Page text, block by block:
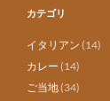
カテゴリ
イタリアン (14)
カレー (14)
ご当地(34)